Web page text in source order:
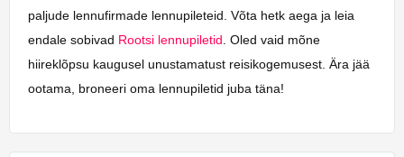
paljude lennufirmade lennupileteid. Võta hetk aega ja leia
endale sobivad Rootsi lennupiletid. Oled vaid mõne
hiireklõpsu kaugusel unustamatust reisikogemusest. Ära jää
ootama, broneeri oma lennupiletid juba täna!